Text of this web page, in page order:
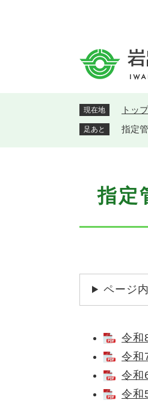
現在地 トッ
足あと 指定
指定
ページ
令和
令和
令和
令和